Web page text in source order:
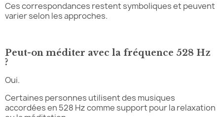
Ces correspondances restent symboliques et peuvent
varier selon les approches.
Peut-on méditer avec la fréquence 528 Hz
?
Oui.
Certaines personnes utilisent des musiques
accordées en 528 Hz comme support pour la relaxation